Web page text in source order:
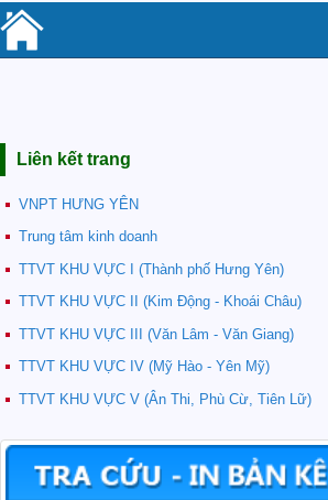
Liên kết trang
VNPT HƯNG YÊN
Trung tâm kinh doanh
TTVT KHU VỰC I (Thành phố Hưng Yên)
TTVT KHU VỰC II (Kim Động - Khoái Châu)
TTVT KHU VỰC III (Văn Lâm - Văn Giang)
TTVT KHU VỰC IV (Mỹ Hào - Yên Mỹ)
TTVT KHU VỰC V (Ân Thi, Phù Cừ, Tiên Lữ)